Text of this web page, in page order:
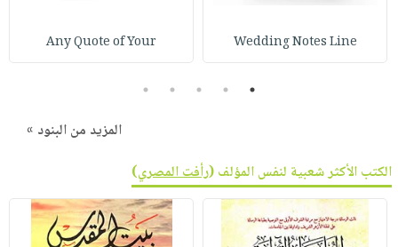
Wedding Notes Line
Any Quote of Your
1
2
3
4
5
المزيد من البنود »
الكتب الأكثر شعبية لنفس المؤلف (رأفت المصري)